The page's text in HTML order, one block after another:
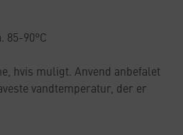
85-90°C
hvis muligt. Anvend anbefalet
vandtemperatur, der er